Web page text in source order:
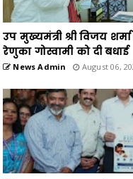
उप मुख्यमंत्री श्री विजय
रेणुका गोस्वामी को दी बधाई
News Admin August 06,